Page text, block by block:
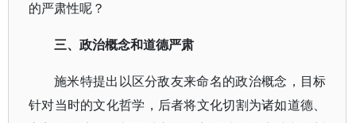
的严肃性呢？
三、政治概念和道德严肃
施米特提出以区分敌友来命名的政治概念，目标
针对当时的文化哲学，后者将文化切割为诸如道德、